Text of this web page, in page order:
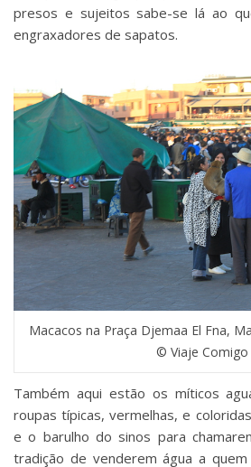
presos e sujeitos sabe-se lá ao
engraxadores de sapatos.
Macacos na Praça Djemaa El Fna,
© Viaje Comigo
Também aqui estão os míticos
roupas típicas, vermelhas, e
e o barulho do sinos para
tradição de venderem água a